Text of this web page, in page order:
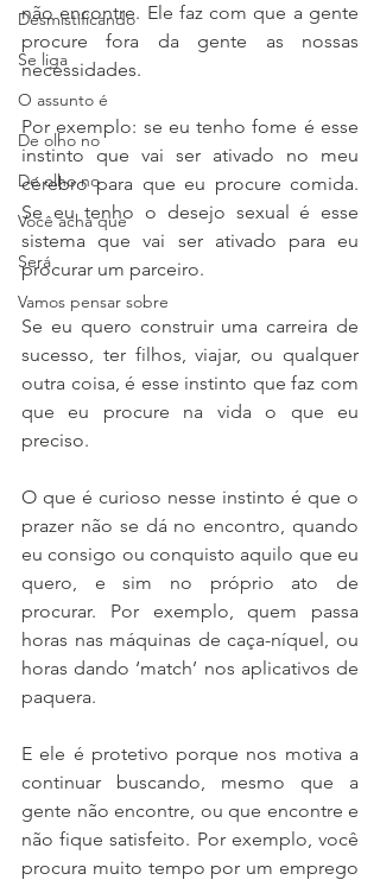
Desmistificando
Se liga
O assunto é
De olho no
De olho no
Você acha que
Será
Vamos pensar sobre
não encontre. Ele faz com que a gente
procure fora da gente as nossas
necessidades.
Por exemplo: se eu tenho fome é esse
instinto que vai ser ativado no meu
cérebro para que eu procure comida.
Se eu tenho o desejo sexual é esse
sistema que vai ser ativado para eu
procurar um parceiro.
Se eu quero construir uma carreira de
sucesso, ter filhos, viajar, ou qualquer
outra coisa, é esse instinto que faz com
que eu procure na vida o que eu
preciso.
O que é curioso nesse instinto é que o
prazer não se dá no encontro, quando
eu consigo ou conquisto aquilo que eu
quero, e sim no próprio ato de
procurar. Por exemplo, quem passa
horas nas máquinas de caça-níquel, ou
horas dando ‘match’ nos aplicativos de
paquera.
E ele é protetivo porque nos motiva a
continuar buscando, mesmo que a
gente não encontre, ou que encontre e
não fique satisfeito. Por exemplo, você
procura muito tempo por um emprego